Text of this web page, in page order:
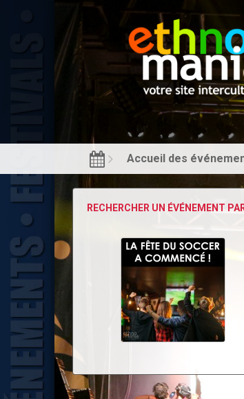
Accueil des
RECHERCHER UN ÉVÉNEMENT